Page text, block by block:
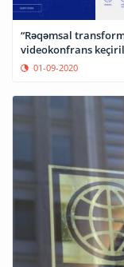
“Rəqəmsal
videokonfrans
01-09-2020